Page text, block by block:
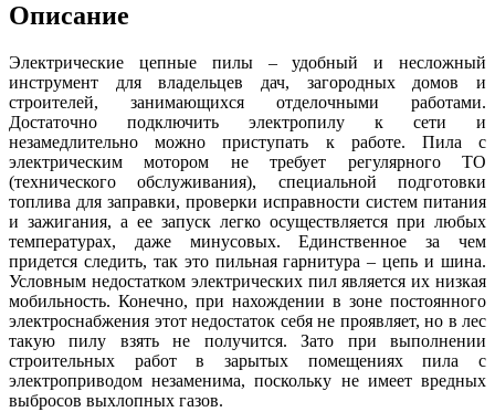
Описание
Электрические цепные пилы – удобный и несложный
инструмент для владельцев дач, загородных домов и
строителей, занимающихся отделочными работами.
Достаточно подключить электропилу к сети и
незамедлительно можно приступать к работе. Пила с
электрическим мотором не требует регулярного ТО
(технического обслуживания), специальной подготовки
топлива для заправки, проверки исправности систем питания
и зажигания, а ее запуск легко осуществляется при любых
температурах, даже минусовых. Единственное за чем
придется следить, так это пильная гарнитура – цепь и шина.
Условным недостатком электрических пил является их низкая
мобильность. Конечно, при нахождении в зоне постоянного
электроснабжения этот недостаток себя не проявляет, но в лес
такую пилу взять не получится. Зато при выполнении
строительных работ в зарытых помещениях пила с
электроприводом незаменима, поскольку не имеет вредных
выбросов выхлопных газов.